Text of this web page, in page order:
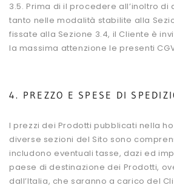
3.5. Prima di il procedere all’inoltro di
tanto nelle modalità stabilite alla
fissate alla Sezione 3.4, il Cliente è
la massima attenzione le presenti
4. PREZZO E SPESE DI
I prezzi dei Prodotti pubblicati nella
diverse sezioni del Sito sono
includono eventuali tasse, dazi ed
paese di destinazione dei Prodotti,
dall’Italia, che saranno a carico del